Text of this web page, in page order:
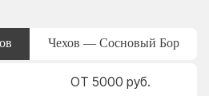
Чехов — Сосновый Бор
ОТ 5000 руб.